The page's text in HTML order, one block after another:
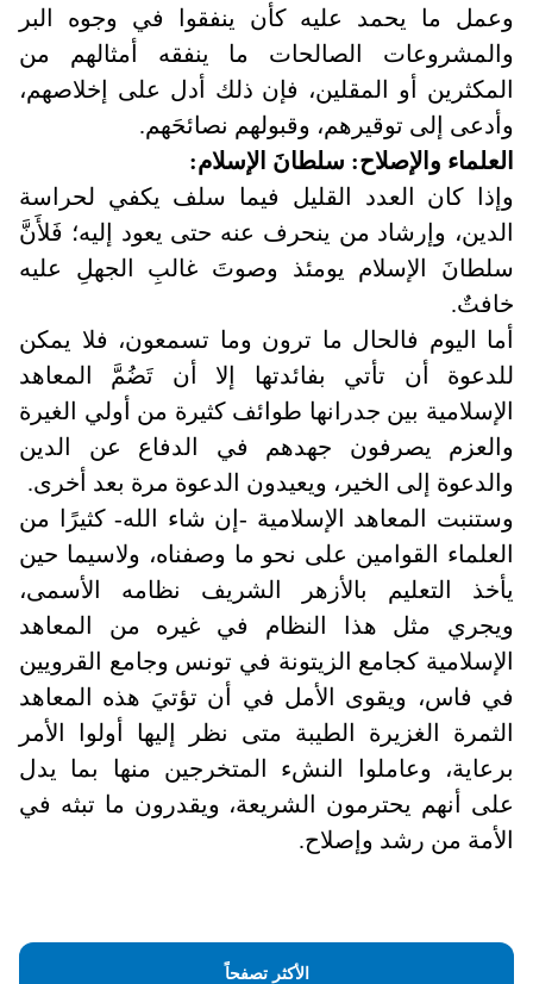
وعمل ما يحمد عليه كأن ينفقوا في وجوه البر
والمشروعات الصالحات ما ينفقه أمثالهم من
المكثرين أو المقلين، فإن ذلك أدل على إخلاصهم،
وأدعى إلى توقيرهم، وقبولهم نصائحَهم.
العلماء والإصلاح: سلطانَ الإسلام:
وإذا كان العدد القليل فيما سلف يكفي لحراسة
الدين، وإرشاد من ينحرف عنه حتى يعود إليه؛ فَلأَنَّ
سلطانَ الإسلام يومئذ وصوتَ غالبِ الجهلِ عليه
خافتٌ.
أما اليوم فالحال ما ترون وما تسمعون، فلا يمكن
للدعوة أن تأتي بفائدتها إلا أن تَضُمَّ المعاهد
الإسلامية بين جدرانها طوائف كثيرة من أولي الغيرة
والعزم يصرفون جهدهم في الدفاع عن الدين
والدعوة إلى الخير، ويعيدون الدعوة مرة بعد أخرى.
وستنبت المعاهد الإسلامية -إن شاء الله- كثيرًا من
العلماء القوامين على نحو ما وصفناه، ولاسيما حين
يأخذ التعليم بالأزهر الشريف نظامه الأسمى،
ويجري مثل هذا النظام في غيره من المعاهد
الإسلامية كجامع الزيتونة في تونس وجامع القرويين
في فاس، ويقوى الأمل في أن تؤتيَ هذه المعاهد
الثمرة الغزيرة الطيبة متى نظر إليها أولوا الأمر
برعاية، وعاملوا النشء المتخرجين منها بما يدل
على أنهم يحترمون الشريعة، ويقدرون ما تبثه في
الأمة من رشد وإصلاح.
الأكثر تصفحاً